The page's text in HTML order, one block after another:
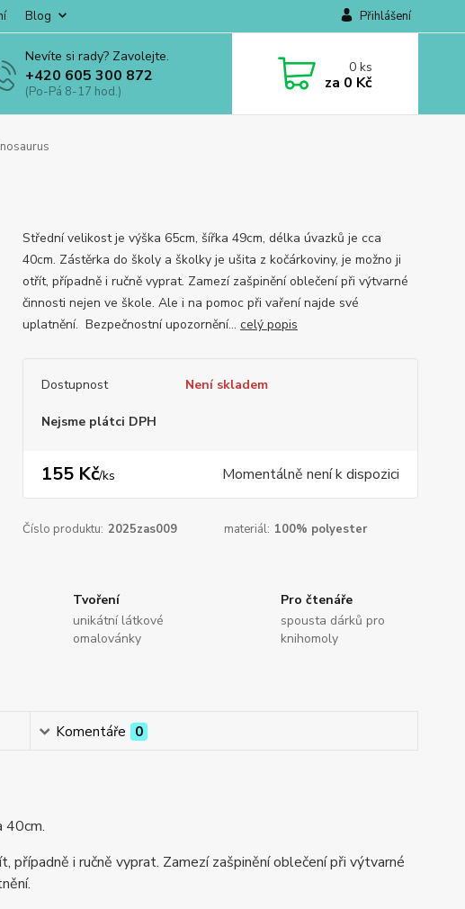
Blog Přihlášení
Nevíte si rady? Zavolejte.
+420 605 300 872
(Po-Pá 8-17 hod.)
0ks
za 0 Kč
Střední velikost je výška 65cm, šířka 49cm, délka úvazků je cca
40cm. Zástěrka do školy a školky je ušita z kočárkoviny, je možno ji
otřít, případně i ručně vyprat. Zamezí zašpinění oblečení při výtvarné
činnosti nejen ve škole. Ale i na pomoc při vaření najde své
uplatnění. Bezpečnostní upozornění... celý popis
Dostupnost Není skladem
Nejsme plátci DPH
155 Kč/ks Momentálně není k dispozici
Číslo produktu: 2025zas009 materiál: 100% polyester
Tvoření
unikátní látkové
omalovánky
Pro čtenáře
spousta dárků pro
knihomoly
Komentáře 0
40cm.
i ručně vyprat. Zamezí zašpinění oblečení při výtvarné